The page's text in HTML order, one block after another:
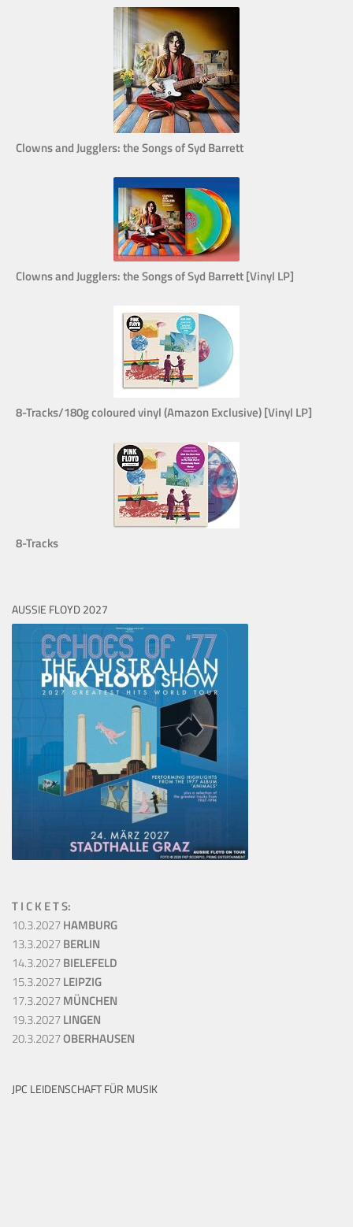
Clowns and Jugglers: the Songs of Syd Barrett
Clowns and Jugglers: the Songs of Syd Barrett [Vinyl LP]
8-Tracks/180g coloured vinyl (Amazon Exclusive) [Vinyl LP]
8-Tracks
AUSSIE FLOYD 2027
T I C K E T S:
10.3.2027HAMBURG
13.3.2027BERLIN
14.3.2027BIELEFELD
15.3.2027LEIPZIG
17.3.2027MÜNCHEN
19.3.2027LINGEN
20.3.2027OBERHAUSEN
JPC LEIDENSCHAFT FÜR MUSIK